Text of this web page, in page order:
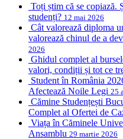
Toți știm că se copiază.
studenți? 12 mai 2026
Cât valorează diploma
valorează chinul de a
2026
Ghidul complet al
valori, condiții și tot ce
Student în România
Afectează Noile Legi 25
Cămine Studențești
Complet al Ofertei de
Viața în Căminele
Ansamblu 29 martie 2026